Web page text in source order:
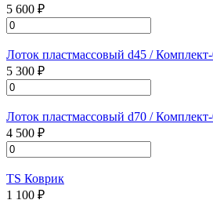
5 600 ₽
Лоток пластмассовый d45 /
5 300 ₽
Лоток пластмассовый d70 /
4 500 ₽
TS Коврик
1 100 ₽